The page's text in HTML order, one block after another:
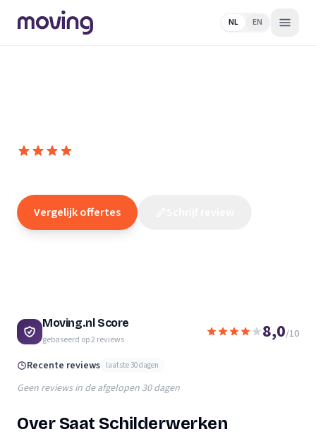
NL EN
Vergelijk offertes
Moving.nl Score
gebaseerd op2reviews 8,0/10
Recente reviews laatste 30 dagen
Geen reviews in de afgelopen 30 dagen
Over Saat Schilderwerken